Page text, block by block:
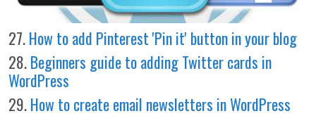
27.How to add Pinterest 'Pin it' button in your blog
28.Beginners guide to adding Twitter cards in
WordPress
29.How to create email newsletters in WordPress